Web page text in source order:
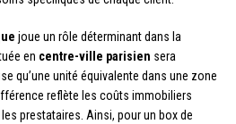
joue un rôle déterminant dans la
en centre-ville parisien sera
qu’une unité équivalente dans une zone
reflète les coûts immobiliers
prestataires. Ainsi, pour un box de